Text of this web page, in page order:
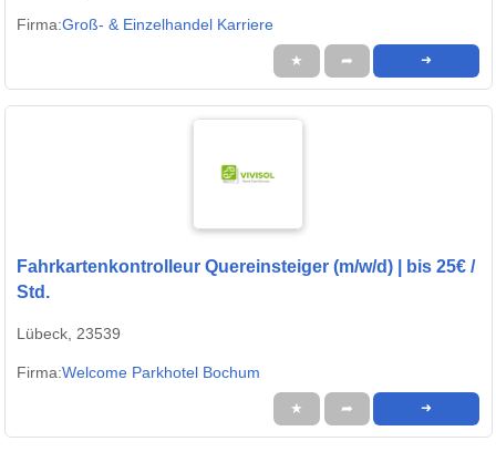
Firma:Groß- & Einzelhandel Karriere
★ ➦ ➜
Fahrkartenkontrolleur Quereinsteiger (m/w/d) | bis 25€ /
Std.
Lübeck, 23539
Firma:Welcome Parkhotel Bochum
★ ➦ ➜